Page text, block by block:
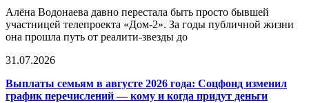
Алёна Водонаева давно перестала быть просто бывшей
участницей телепроекта «Дом-2». За годы публичной жизни
она прошла путь от реалити-звезды до
31.07.2026
Выплаты семьям в августе 2026 года: Соцфонд изменил
график перечислений — кому и когда придут деньги